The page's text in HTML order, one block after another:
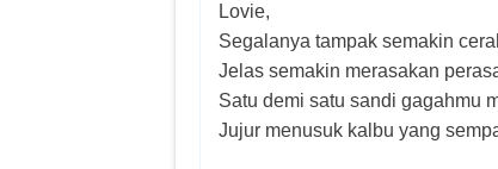
Lovie,
Segalanya tampak semakin
Jelas semakin merasakan
Satu demi satu sandi gagahmu
Jujur menusuk kalbu yang